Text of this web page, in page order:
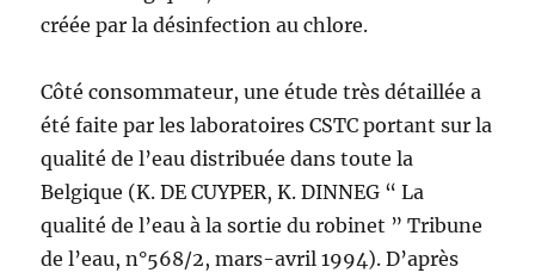
créée par la désinfection au chlore.
Côté consommateur, une étude très détaillée a
été faite par les laboratoires CSTC portant sur la
qualité de l’eau distribuée dans toute la
Belgique (K. DE CUYPER, K. DINNEG “ La
qualité de l’eau à la sortie du robinet ” Tribune
de l’eau, n°568/2, mars-avril 1994). D’après